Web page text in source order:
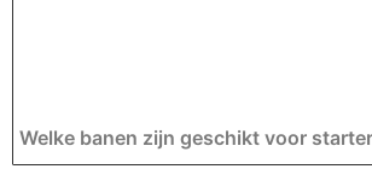
Welke banen zijn geschikt voor